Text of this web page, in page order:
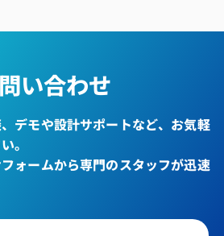
い合わせ
デモや設計サポートなど、お気軽
。
ォームから専門のスタッフが迅速